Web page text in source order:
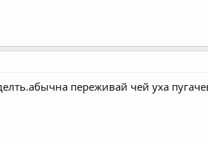
переживай чей уха